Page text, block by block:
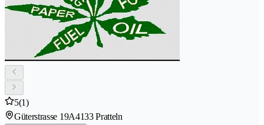
5(1)
Güterstrasse 19A4133 Pratteln